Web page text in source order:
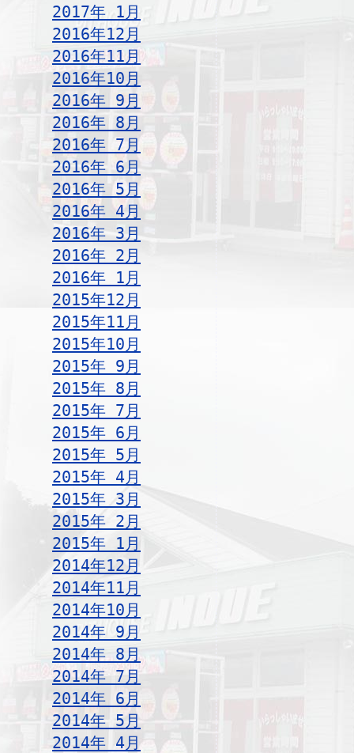
2017年 1月
2016年12月
2016年11月
2016年10月
2016年 9月
2016年 8月
2016年 7月
2016年 6月
2016年 5月
2016年 4月
2016年 3月
2016年 2月
2016年 1月
2015年12月
2015年11月
2015年10月
2015年 9月
2015年 8月
2015年 7月
2015年 6月
2015年 5月
2015年 4月
2015年 3月
2015年 2月
2015年 1月
2014年12月
2014年11月
2014年10月
2014年 9月
2014年 8月
2014年 7月
2014年 6月
2014年 5月
2014年 4月